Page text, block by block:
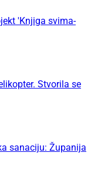
'Knjiga svima-
Stvorila se
sanaciju: Županija